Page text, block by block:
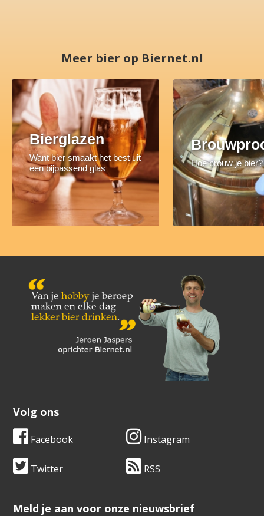
Meer bier op Biernet.nl
Bierglazen
Want bier smaakt het best uit
een bijpassend glas
Hoe brouw je bier?
Volg ons
Facebook Instagram
Twitter RSS
​​​​​​​Meld je aan voor onze nieuwsbrief